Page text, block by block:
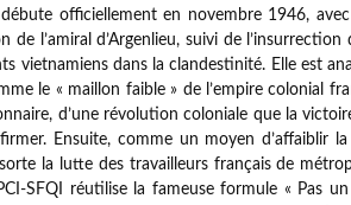
débute officiellement en novembre 1946,
de l’amiral d’Argenlieu, suivi de
vietnamiens dans la clandestinité. Elle est
le « maillon faible » de l’empire colonial
d’une révolution coloniale que la
Ensuite, comme un moyen d’affaiblir
la lutte des travailleurs français de
SFQI réutilise la fameuse formule « Pas